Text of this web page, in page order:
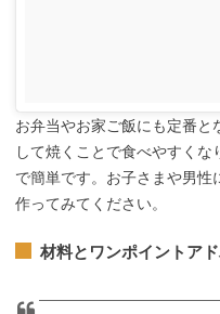
お弁当やお家ご飯にも定番
して焼くことで食べやすく
で簡単です。お子さまや男性
作ってみてください。
材料とワンポイントア